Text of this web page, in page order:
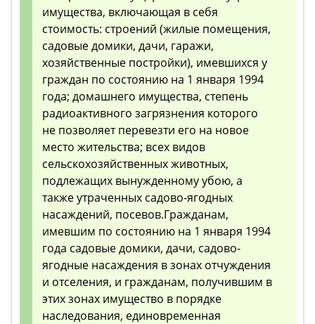
имущества, включающая в себя
стоимость: строений (жилые помещения,
садовые домики, дачи, гаражи,
хозяйственные постройки), имевшихся у
граждан по состоянию на 1 января 1994
года; домашнего имущества, степень
радиоактивного загрязнения которого
не позволяет перевезти его на новое
место жительства; всех видов
сельскохозяйственных животных,
подлежащих вынужденному убою, а
также утраченных садово-ягодных
насаждений, посевов.Гражданам,
имевшим по состоянию на 1 января 1994
года садовые домики, дачи, садово-
ягодные насаждения в зонах отчуждения
и отселения, и гражданам, получившим в
этих зонах имущество в порядке
наследования, единовременная